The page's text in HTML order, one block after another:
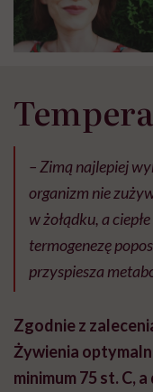
– Zimą najlepiej
organizm nie
w żołądku, a
termogenezę
przyspiesza
Zgodnie z
Żywienia
minimum 75 st. C,